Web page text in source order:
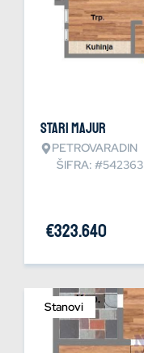
Stari Majur
PETROVARADIN
ŠIFRA: #542363
€323.640
Stanovi